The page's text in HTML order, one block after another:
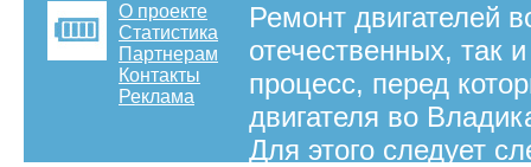
О проекте
Статистика
Партнерам
Контакты
Реклама
Ремонт двигателей
отечественных, так
процесс, перед
двигателя во
Для этого следует